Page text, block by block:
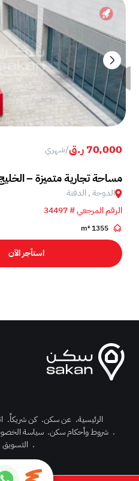
70,000 ر.ق /شهري
مساحة تجارية متميزة –
الدوحة , الدفنة
الرقم المرجعي # 34497
1355 m²
استأجر الآن
الرئيسية. عن سكن. كن شريكاً.
. شروط وأحكام سكن. سياسة
. التسويق